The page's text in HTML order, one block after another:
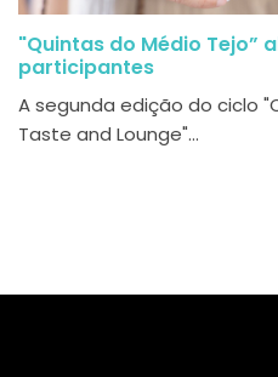
"Quintas do Médio Tejo”
participantes
A segunda edição do ciclo
Taste and Lounge"...